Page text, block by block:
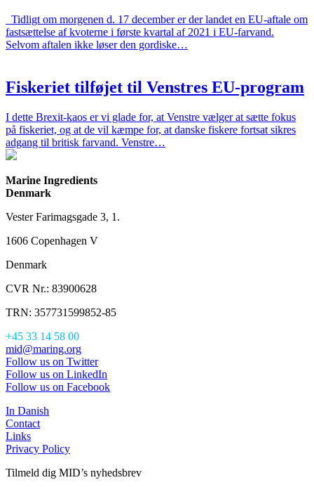
Tidligt om morgenen d. 17 december er der landet en EU-aftale om
fastsættelse af kvoterne i første kvartal af 2021 i EU-farvand.
Selvom aftalen ikke løser den gordiske…
Fiskeriet tilføjet til Venstres EU-program
I dette Brexit-kaos er vi glade for, at Venstre vælger at sætte fokus
på fiskeriet, og at de vil kæmpe for, at danske fiskere fortsat sikres
adgang til britisk farvand. Venstre…
Marine Ingredients
Denmark
Vester Farimagsgade 3, 1.
1606 Copenhagen V
Denmark
CVR Nr.: 83900628
TRN: 357731599852-85
+45 33 14 58 00
mid@maring.org
Follow us on Twitter
Follow us on LinkedIn
Follow us on Facebook
In Danish
Contact
Links
Privacy Policy
Tilmeld dig MID’s nyhedsbrev